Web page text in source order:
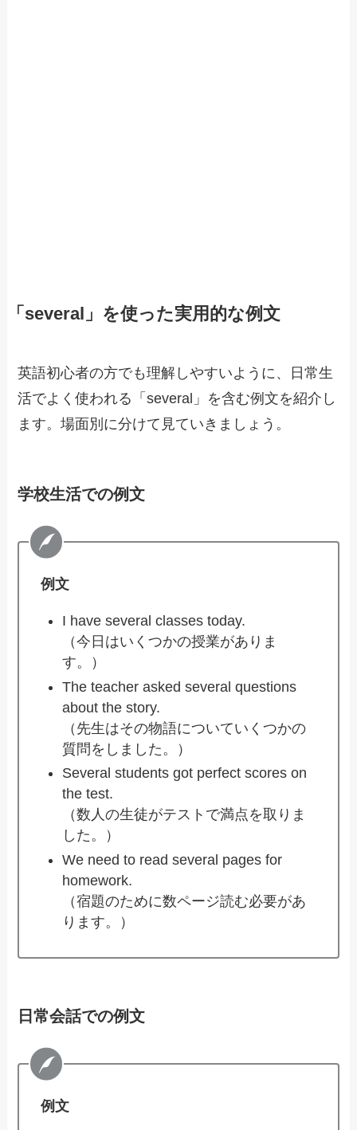
「several」を使った実用的な例文
英語初心者の方でも理解しやすいように、日常生
活でよく使われる「several」を含む例文を紹介し
ます。場面別に分けて見ていきましょう。
学校生活での例文
例文
I have several classes today.
（今日はいくつかの授業がありま
す。）
The teacher asked several questions
about the story.
（先生はその物語についていくつかの
質問をしました。）
Several students got perfect scores on
the test.
（数人の生徒がテストで満点を取りま
した。）
We need to read several pages for
homework.
（宿題のために数ページ読む必要があ
ります。）
日常会話での例文
例文